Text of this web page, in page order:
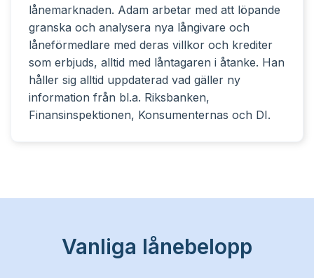
lånemarknaden. Adam arbetar med att löpande
granska och analysera nya långivare och
låneförmedlare med deras villkor och krediter
som erbjuds, alltid med låntagaren i åtanke. Han
håller sig alltid uppdaterad vad gäller ny
information från bl.a. Riksbanken,
Finansinspektionen, Konsumenternas och DI.
Vanliga lånebelopp